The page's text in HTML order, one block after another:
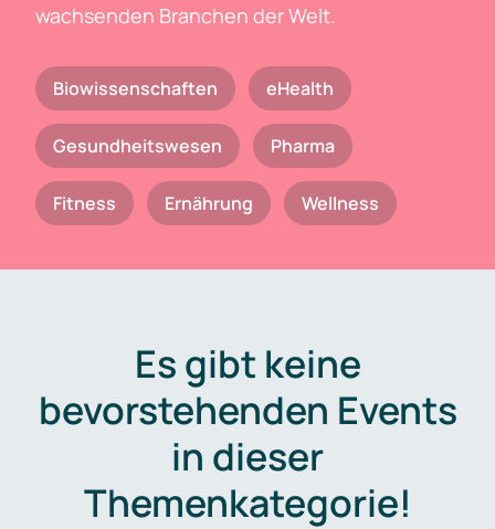
wachsenden Branchen der Welt.
Biowissenschaften eHealth
Gesundheitswesen Pharma
Fitness Ernährung Wellness
Es gibt keine
bevorstehenden Events
in dieser
Themenkategorie!